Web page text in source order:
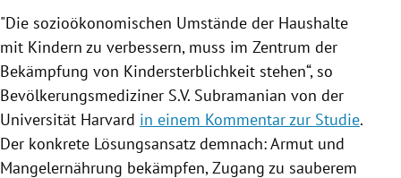
"Die sozioökonomischen Umstände der Haushalte
mit Kindern zu verbessern, muss im Zentrum der
Bekämpfung von Kindersterblichkeit stehen“, so
Bevölkerungsmediziner S.V. Subramanian von der
Universität Harvard in einem Kommentar zur Studie.
Der konkrete Lösungsansatz demnach: Armut und
Mangelernährung bekämpfen, Zugang zu sauberem